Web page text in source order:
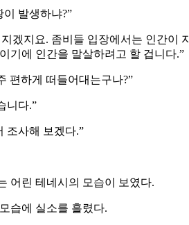
발생하냐?”
겠지요. 좀비들 입장에서는 인간이
기에 인간을 말살하려고 할 겁니다.”
편하게 떠들어대는구나?”
니다.”
조사해 보겠다.”
어린 테네시의 모습이 보였다.
습에 실소를 흘렸다.